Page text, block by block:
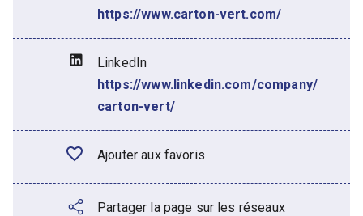
https://www.carton-vert.com/
LinkedIn
https://www.linkedin.com/company/
carton-vert/
Ajouter aux favoris
Partager la page sur les réseaux